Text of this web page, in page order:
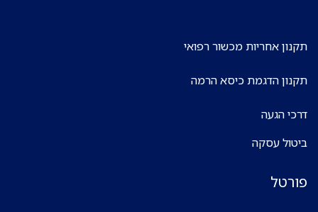
תקנון אחריות מכשור רפואי
תקנון הדגמת כיסא הרמה
דרכי הגעה
ביטול עסקה
פורטל